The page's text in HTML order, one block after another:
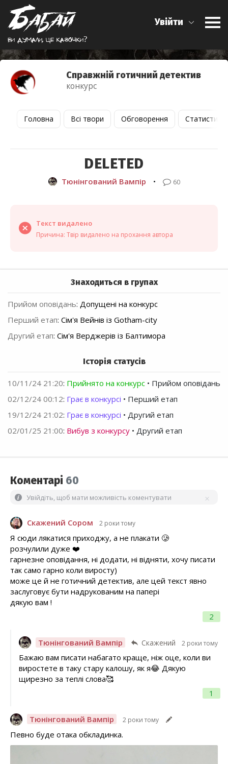
Ви думали, це казочки?
Увійти
Справжній готичний детектив
конкурс
Головна Всі твори Обговорення Статистика
DELETED
Тюнінгований Вампір • 60
Текст видалено
Причина: Твір видалено на прохання автора
Знаходиться в групах
Прийом оповідань: Допущені на конкурс
Перший етап: Сім'я Вейнів із Gotham-city
Другий етап: Сім'я Верджерів із Балтимора
Історія статусів
10/11/24 21:20: Прийнято на конкурс • Прийом оповідань
02/12/24 00:12: Грає в конкурсі • Перший етап
19/12/24 21:02: Грає в конкурсі • Другий етап
02/01/25 21:00: Вибув з конкурсу • Другий етап
Коментарі 60
Увійдіть, щоб мати можливість коментувати
Скажений Сором 2 роки тому
2
Я сюди лякатися приходжу, а не плакати 🥲
розчулили дуже ❤️
гарнезне оповідання, ні додати, ні відняти, хочу писати
так само гарно коли виросту)
може це й не готичний детектив, але цей текст явно
заслуговує бути надрукованим на папері
дякую вам !
Тюнінгований Вампір Скажений 2 роки тому
1
Бажаю вам писати набагато краще, ніж оце, коли ви
виростете в таку стару калошу, як я😂 Дякую
щирезно за теплі слова🥰
Тюнінгований Вампір 2 роки тому
Певно буде отака обкладинка.